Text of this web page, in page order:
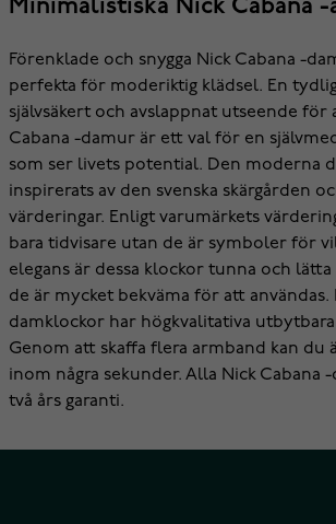
Minimalistiska Nick Cabana
Förenklade och snygga Nick Cabana -
perfekta för moderiktig klädsel. En
självsäkert och avslappnat utseende för
Cabana -damur är ett val för en
som ser livets potential. Den moderna
inspirerats av den svenska skärgården
värderingar. Enligt varumärkets
bara tidvisare utan de är symboler för
elegans är dessa klockor tunna och
de är mycket bekväma för att användas.
damklockor har högkvalitativa
Genom att skaffa flera armband kan du
inom några sekunder. Alla Nick Cabana
två års garanti.